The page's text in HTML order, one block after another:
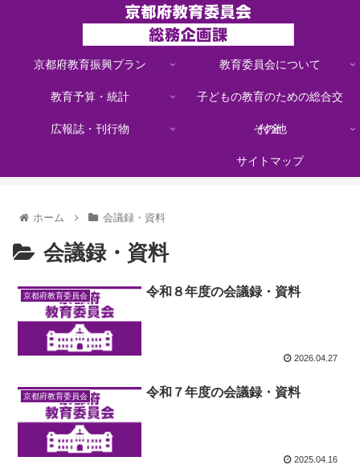
京都府教育振興プラン 教育委員会について
教育予算・統計 子どもの教育のための総合交
付金
広報誌・刊行物 その他
サイトマップ
ホーム 会議録・資料
会議録・資料
京都府教育委員会 令和８年度の会議録・資料
2026.04.27
京都府教育委員会 令和７年度の会議録・資料
2025.04.16